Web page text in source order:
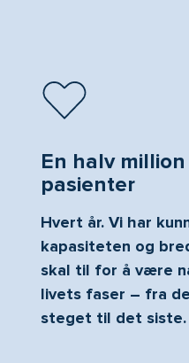
En halv million
pasienter
Hvert år. Vi har
kapasiteten og
skal til for å være
livets faser – fra
steget til det siste.